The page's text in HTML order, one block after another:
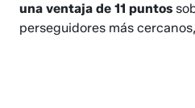
una ventaja de 11 puntos
perseguidores más